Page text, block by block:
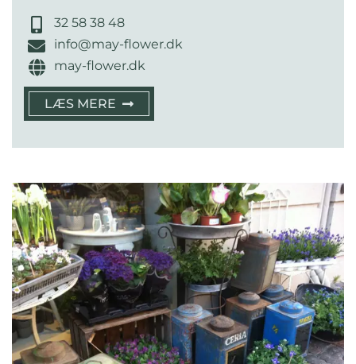
32 58 38 48
info@may-flower.dk
may-flower.dk
LÆS MERE